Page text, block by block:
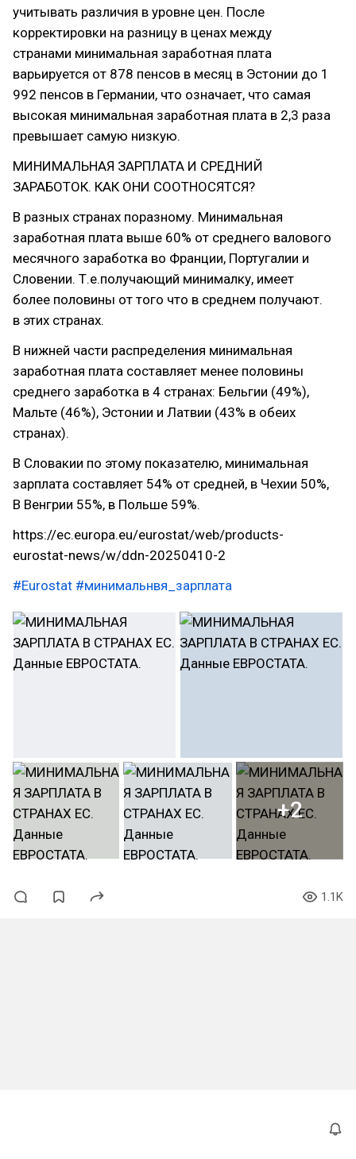
учитывать различия в уровне цен. После
корректировки на разницу в ценах между
странами минимальная заработная плата
варьируется от 878 пенсов в месяц в Эстонии до 1
992 пенсов в Германии, что означает, что самая
высокая минимальная заработная плата в 2,3 раза
превышает самую низкую.
МИНИМАЛЬНАЯ ЗАРПЛАТА И СРЕДНИЙ
ЗАРАБОТОК. КАК ОНИ СООТНОСЯТСЯ?
В разных странах поразному. Минимальная
заработная плата выше 60% от среднего валового
месячного заработка во Франции, Португалии и
Словении. Т.е.получающий минималку, имеет
более половины от того что в среднем получают.
в этих странах.
В нижней части распределения минимальная
заработная плата составляет менее половины
среднего заработка в 4 странах: Бельгии (49%),
Мальте (46%), Эстонии и Латвии (43% в обеих
странах).
В Словакии по этому показателю, минимальная
зарплата составляет 54% от средней, в Чехии 50%,
В Венгрии 55%, в Польше 59%.
https://ec.europa.eu/eurostat/web/products-
eurostat-news/w/ddn-20250410-2
#Eurostat #минимальнвя_зарплата
+2
1.1K